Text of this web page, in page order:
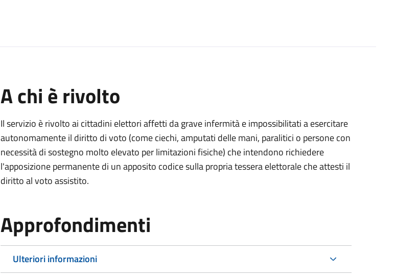
A chi è rivolto
Il servizio è rivolto ai cittadini elettori affetti da grave infermità e impossibilitati a esercitare
autonomamente il diritto di voto (come ciechi, amputati delle mani, paralitici o persone con
necessità di sostegno molto elevato per limitazioni fisiche) che intendono richiedere
l'apposizione permanente di un apposito codice sulla propria tessera elettorale che attesti il
diritto al voto assistito.
Approfondimenti
Ulteriori informazioni